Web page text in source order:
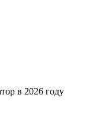
в 2026 году